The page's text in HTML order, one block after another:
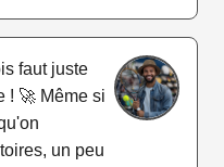
faut juste
! 🚀 Même si
un peu